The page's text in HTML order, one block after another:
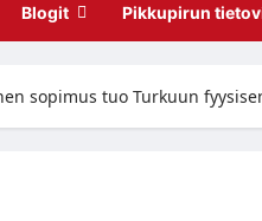
Blogit Pikkupirun
sopimus tuo Turkuun